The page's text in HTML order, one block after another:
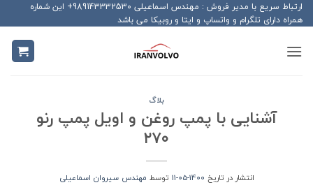
Skip
to
content
ارتباط سریع با مدیر فروش : مهندس اسماعیلی 989143332530+ این شماره
همراه دارای تلگرام و واتساپ و ایتا و روبیکا می باشد
بلاگ
آشنایی با پمپ روغن و اویل پمپ رنو
۲۷۰
انتشار در تاریخ 1400-05-11 توسط مهندس سیروان اسماعیلی